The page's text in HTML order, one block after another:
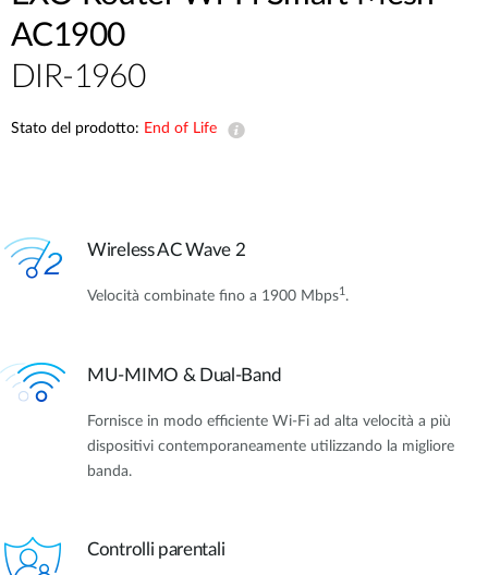
AC1900
DIR-1960
Stato del prodotto: End of Life
Wireless AC Wave 2
Velocità combinate fino a 1900 Mbps1.
MU-MIMO & Dual-Band
Fornisce in modo efficiente Wi-Fi ad alta velocità a più
dispositivi contemporaneamente utilizzando la migliore
banda.
Controlli parentali